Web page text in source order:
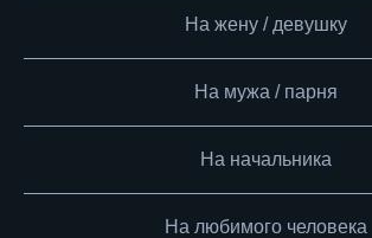
На жену / девушку
На мужа / парня
На начальника
На любимого человека